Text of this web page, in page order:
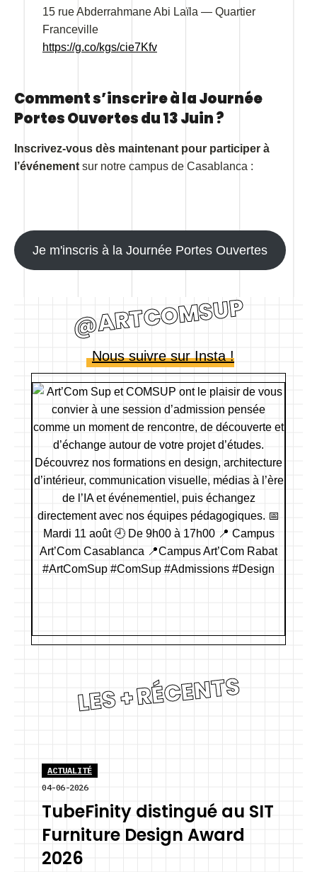
15 rue Abderrahmane Abi Laïla — Quartier
Franceville
https://g.co/kgs/cie7Kfv
Comment s’inscrire à la Journée
Portes Ouvertes du 13 Juin ?
Inscrivez-vous dès maintenant pour participer à
l’événement sur notre campus de Casablanca :
Je m'inscris à la Journée Portes Ouvertes
@ARTCOMSUP
Nous suivre sur Insta !
LES + RÉCENTS
ACTUALITÉ
04-06-2026
TubeFinity distingué au SIT
Furniture Design Award
2026